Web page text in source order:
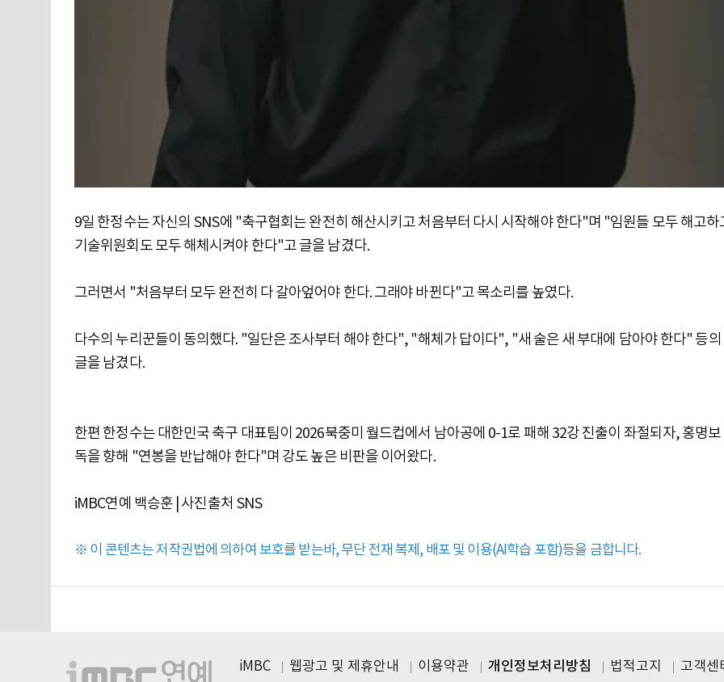
9일 한정수는 자신의 SNS에 "축구협회는 완전히 해산시키고 처음부터 다시 시작해야 한다"며 "임원들 모두 해고하
기술위원회도 모두 해체시켜야 한다"고 글을 남겼다.
그러면서 "처음부터 모두 완전히 다 갈아엎어야 한다. 그래야 바뀐다"고 목소리를 높였다.
다수의 누리꾼들이 동의했다. "일단은 조사부터 해야 한다", "해체가 답이다", "새 술은 새 부대에 담아야 한다" 등의
글을 남겼다.
한편 한정수는 대한민국 축구 대표팀이 2026북중미 월드컵에서 남아공에 0-1로 패해 32강 진출이 좌절되자, 홍명보
독을 향해 "연봉을 반납해야 한다"며 강도 높은 비판을 이어왔다.
iMBC연예 백승훈 | 사진출처 SNS
※ 이 콘텐츠는 저작권법에 의하여 보호를 받는바, 무단 전재 복제, 배포 및 이용(AI학습 포함)등을 금합니다.
iMBC 웹광고 및 제휴안내 이용약관 개인정보처리방침 법적고지 고객센